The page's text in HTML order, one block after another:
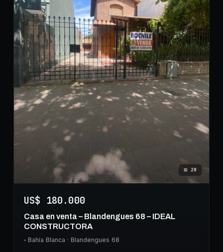
⊞ 28
US$ 180.000
Casa en venta – Blandengues 68 – IDEAL
CONSTRUCTORA
◦ Bahía Blanca · Blandengues 68